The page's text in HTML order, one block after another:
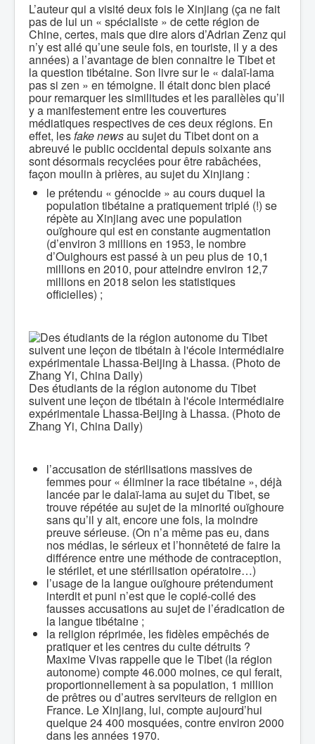
L’auteur qui a visité deux fois le Xinjiang (ça ne fait
pas de lui un « spécialiste » de cette région de
Chine, certes, mais que dire alors d’Adrian Zenz qui
n’y est allé qu’une seule fois, en touriste, il y a des
années) a l’avantage de bien connaitre le Tibet et
la question tibétaine. Son livre sur le « dalaï-lama
pas si zen » en témoigne. Il était donc bien placé
pour remarquer les similitudes et les parallèles qu’il
y a manifestement entre les couvertures
médiatiques respectives de ces deux régions. En
effet, lesfake newsau sujet du Tibet dont on a
abreuvé le public occidental depuis soixante ans
sont désormais recyclées pour être rabâchées,
façon moulin à prières, au sujet du Xinjiang :
le prétendu « génocide » au cours duquel la
population tibétaine a pratiquement triplé (!) se
répète au Xinjiang avec une population
ouïghoure qui est en constante augmentation
(d’environ 3 millions en 1953, le nombre
d’Ouighours est passé à un peu plus de 10,1
millions en 2010, pour atteindre environ 12,7
millions en 2018 selon les statistiques
officielles) ;
Des étudiants de la région autonome du Tibet
suivent une leçon de tibétain à l'école intermédiaire
expérimentale Lhassa-Beijing à Lhassa. (Photo de
Zhang Yi, China Daily)
l’accusation de stérilisations massives de
femmes pour « éliminer la race tibétaine », déjà
lancée par le dalaï-lama au sujet du Tibet, se
trouve répétée au sujet de la minorité ouïghoure
sans qu’il y ait, encore une fois, la moindre
preuve sérieuse. (On n’a même pas eu, dans
nos médias, le sérieux et l’honnêteté de faire la
différence entre une méthode de contraception,
le stérilet, et une stérilisation opératoire…)
l’usage de la langue ouïghoure prétendument
interdit et puni n’est que le copié-collé des
fausses accusations au sujet de l’éradication de
la langue tibétaine ;
la religion réprimée, les fidèles empêchés de
pratiquer et les centres du culte détruits ?
Maxime Vivas rappelle que le Tibet (la région
autonome) compte 46.000 moines, ce qui ferait,
proportionnellement à sa population, 1 million
de prêtres ou d’autres serviteurs de religion en
France. Le Xinjiang, lui, compte aujourd’hui
quelque 24 400 mosquées, contre environ 2000
dans les années 1970.